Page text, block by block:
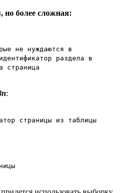
но более сложная:
не нуждаются в
раздела в
страница
:
страницы из таблицы